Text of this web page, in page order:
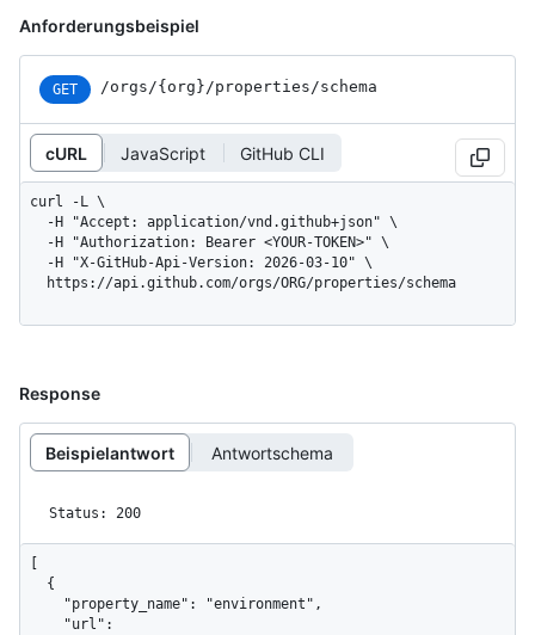
Anforderungsbeispiel
GET /orgs/{org}/properties/schema
cURL JavaScript GitHub CLI
curl -L \
  https://api.github.com/orgs/ORG/properties/schema
Response
Beispielantwort Antwortschema
Status: 200